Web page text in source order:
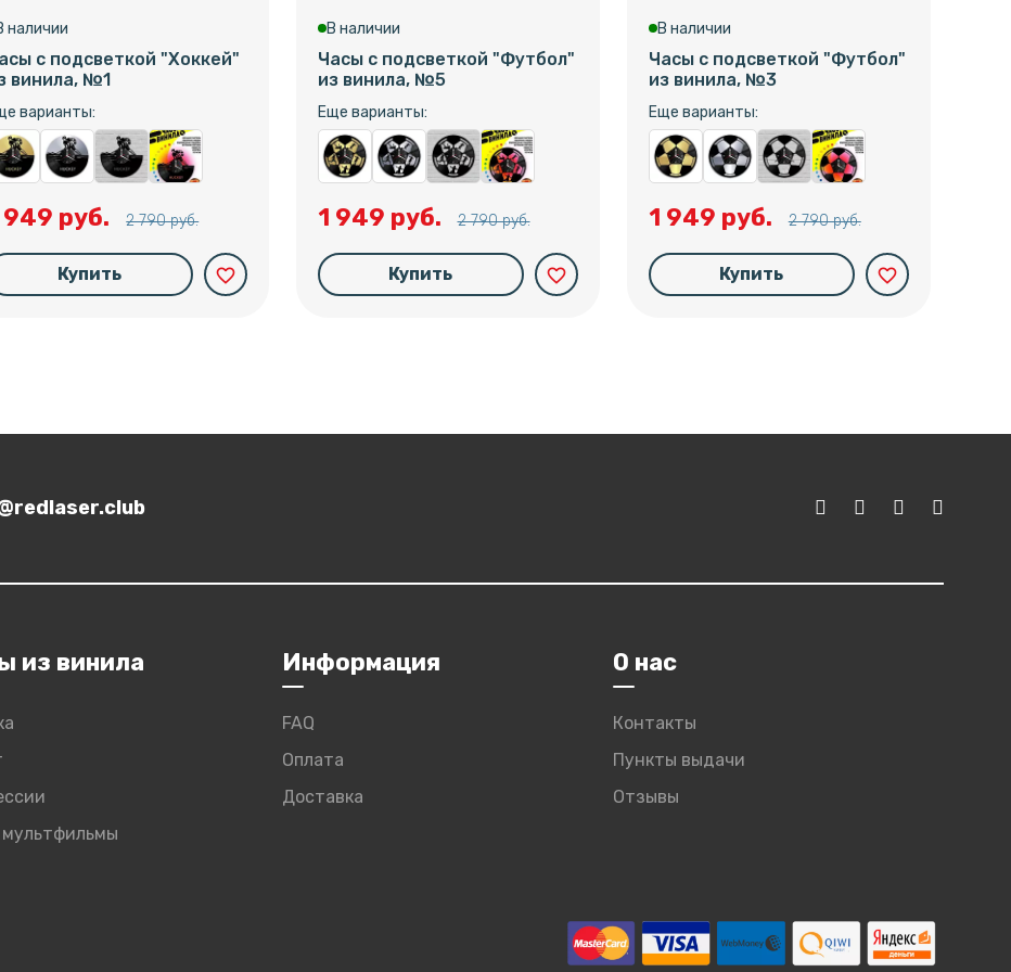
наличии
с подсветкой "Хоккей"
винила, №1
варианты:
949 руб. 2 790 руб.
Купить favorite_border
В наличии
Часы с подсветкой "Футбол"
из винила, №5
Еще варианты:
1 949 руб. 2 790 руб.
Купить favorite_border
В наличии
Часы с подсветкой "Футбол"
из винила, №3
Еще варианты:
1 949 руб. 2 790 руб.
Купить favorite_border
из винила Информация
FAQ
Оплата
Доставка
О нас
Контакты
Пункты выдачи
Отзывы